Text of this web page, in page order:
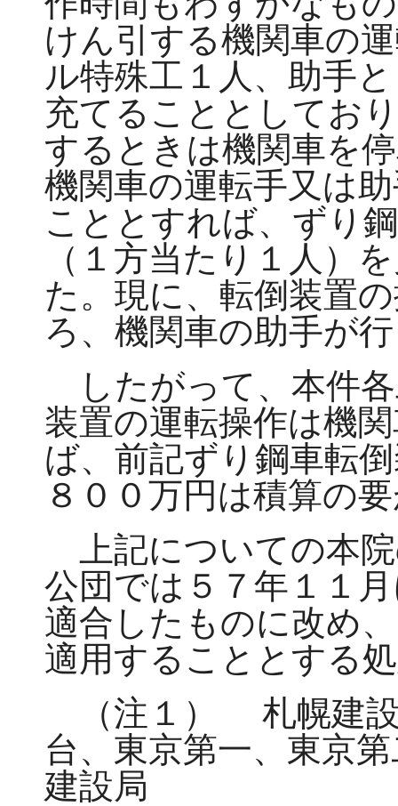
けん引する機関車の
ル特殊工１人、助手
充てることとしてお
するときは機関車を
機関車の運転手又は
こととすれば、ずり
（１方当たり１人）
た。現に、転倒装置
ろ、機関車の助手が
したがって、本件
装置の運転操作は機
ば、前記ずり鋼車転
８００万円は積算の
上記についての本
公団では５７年１１
適合したものに改め
適用することとする
（注１）
札幌建
台、東京第一、東京
建設局